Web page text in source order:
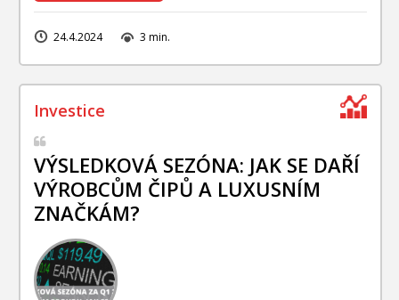
24.4.2024 3 min.
VÝSLEDKOVÁ SEZÓNA: JAK SE DAŘÍ
VÝROBCŮM ČIPŮ A LUXUSNÍM
ZNAČKÁM?